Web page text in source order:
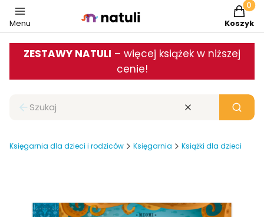
Menu Koszyk
ZESTAWY NATULI – więcej książek w niższej
cenie!
Zamknij wyszukiwarkę Wyczyść Szukaj
Księgarnia dla dzieci i rodziców Księgarnia Książki dla dzieci